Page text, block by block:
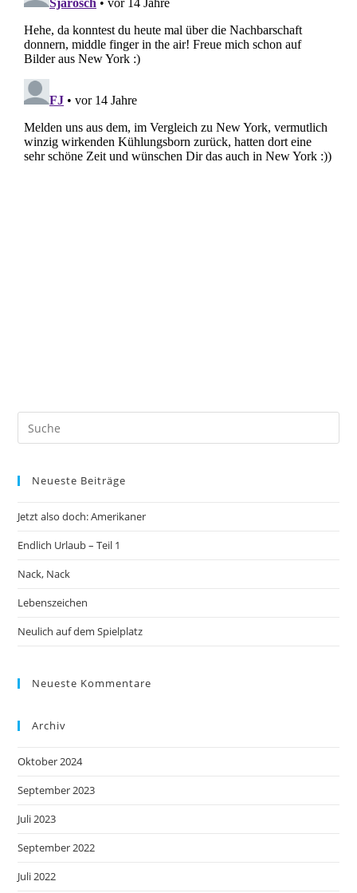
Neueste Beiträge
Jetzt also doch: Amerikaner
Endlich Urlaub – Teil 1
Nack, Nack
Lebenszeichen
Neulich auf dem Spielplatz
Neueste Kommentare
Archiv
Oktober 2024
September 2023
Juli 2023
September 2022
Juli 2022